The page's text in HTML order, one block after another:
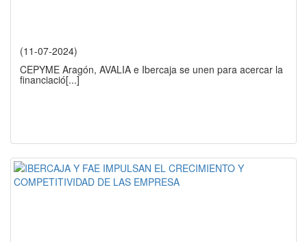
(11-07-2024)
CEPYME Aragón, AVALIA e Ibercaja se unen para acercar la
financiació[...]